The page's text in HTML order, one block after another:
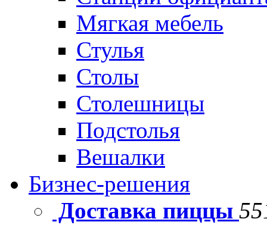
Мягкая мебель
Стулья
Столы
Столешницы
Подстолья
Вешалки
Бизнес-решения
Доставка пиццы